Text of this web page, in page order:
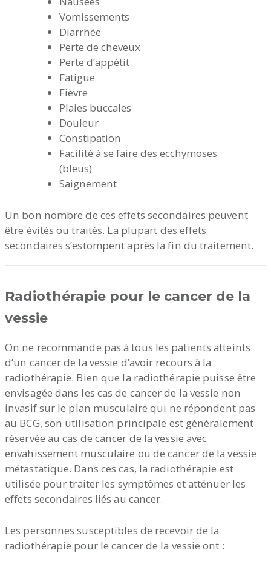
Vomissements
Diarrhée
Perte de cheveux
Perte d’appétit
Fatigue
Fièvre
Plaies buccales
Douleur
Constipation
Facilité à se faire des ecchymoses
(bleus)
Saignement
Un bon nombre de ces effets secondaires peuvent
être évités ou traités. La plupart des effets
secondaires s’estompent après la fin du traitement.
Radiothérapie pour le cancer de la
vessie
On ne recommande pas à tous les patients atteints
d’un cancer de la vessie d’avoir recours à la
radiothérapie. Bien que la radiothérapie puisse être
envisagée dans les cas de cancer de la vessie non
invasif sur le plan musculaire qui ne répondent pas
au BCG, son utilisation principale est généralement
réservée au cas de cancer de la vessie avec
envahissement musculaire ou de cancer de la vessie
métastatique. Dans ces cas, la radiothérapie est
utilisée pour traiter les symptômes et atténuer les
effets secondaires liés au cancer.
Les personnes susceptibles de recevoir de la
radiothérapie pour le cancer de la vessie ont :